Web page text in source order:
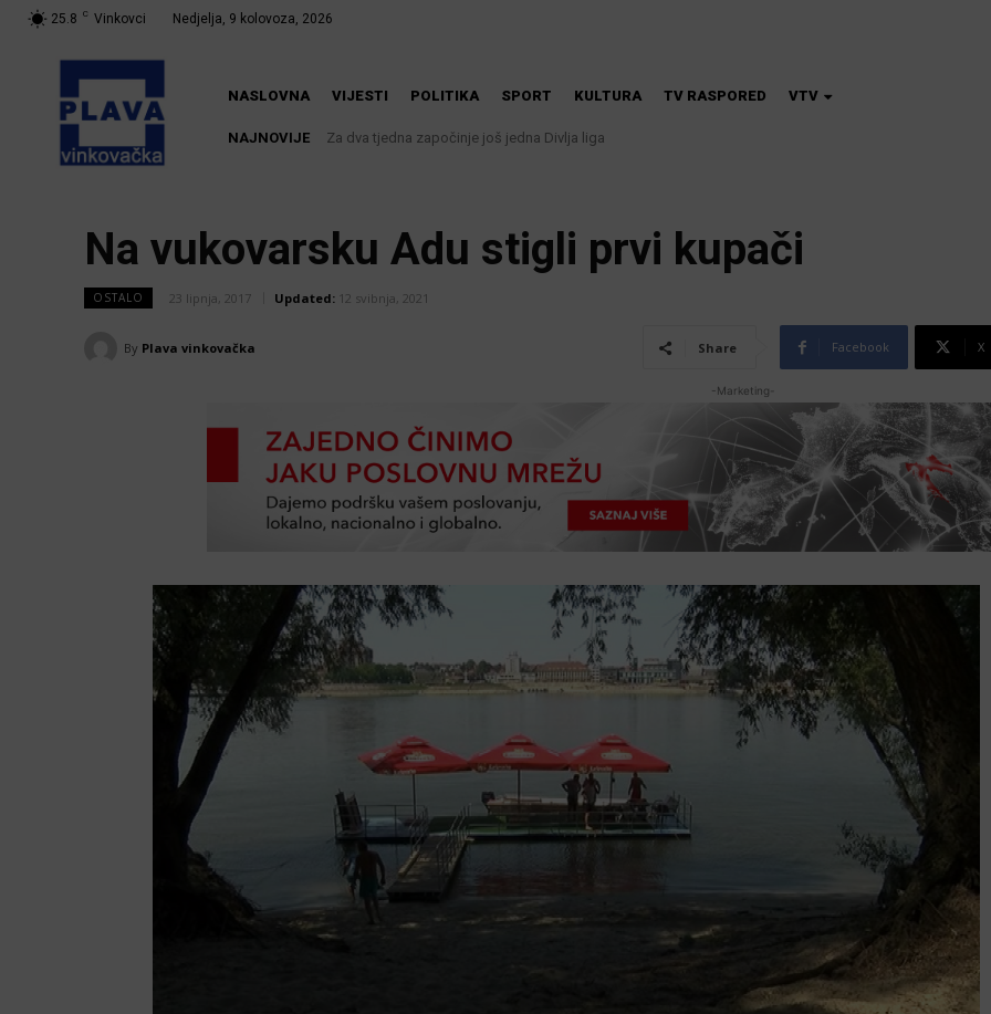
25.8 C Vinkovci Nedjelja, 9 kolovoza, 2026
NASLOVNA VIJESTI POLITIKA SPORT KULTURA TV RASPORED VTV
NAJNOVIJE Za dva tjedna započinje još jedna Divlja liga
U Županji održana Ljetna škola magije
Na vukovarsku Adu stigli prvi kupači
OSTALO 23 lipnja, 2017 Updated: 12 svibnja, 2021
By Plava vinkovačka Share Facebook X
-Marketing-